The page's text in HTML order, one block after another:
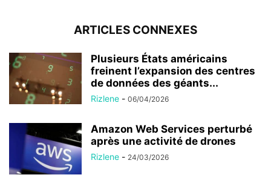
ARTICLES CONNEXES
Plusieurs États américains
freinent l’expansion des centres
de données des géants...
Rizlene - 06/04/2026
Amazon Web Services perturbé
après une activité de drones
Rizlene - 24/03/2026